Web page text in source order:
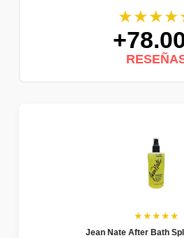
★★★★★
Jean Nate After Bath